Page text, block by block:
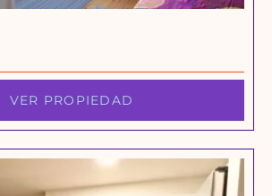
VER PROPIEDAD